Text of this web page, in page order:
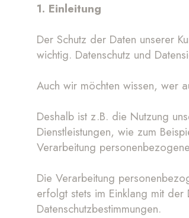
1. Einleitung
Der Schutz der Daten unserer
wichtig. Datenschutz und
Auch wir möchten wissen, wer
Deshalb ist z.B. die Nutzung
Dienstleistungen, wie zum
Verarbeitung
Die Verarbeitung
erfolgt stets im Einklang mit der
Datenschutzbestimmungen.